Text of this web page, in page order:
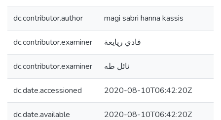
dc.contributor.author magi sabri hanna kassis
dc.contributor.examiner فادي ريايعة
dc.contributor.examiner نائل طه
dc.date.accessioned 2020-08-10T06:42:20Z
dc.date.available 2020-08-10T06:42:20Z